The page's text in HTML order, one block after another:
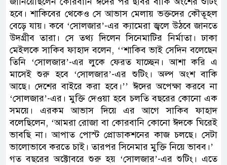
হবে। শাকিবের থেকেও সে আভাস মেলায় ভক্তদের কৌতূহল
বেড়ে যায়। কবে ‘সোলজার’-এর ক্যামেরা জ্বলে উঠবে জানতে
উদগ্রীব তারা। সে তথ্য দিলেন সিনেমাটির নির্মাতা। ঢাকা
মেইলকে সাকিব ফাহাদ বলেন, ‘‘শাকিব ভাই সেদিন বলেছেন
তিনি ‘সোলজার’-এর লুকে ফেরত যাচ্ছেন। আশা করি এ
মাসেই শুরু হবে ‘সোলজার’-এর শুটিং। অল্প অংশ বাকি
আছে। দেশের বাইরে করা হবে।’’ ঈদের অপেক্ষা করবে না
‘সোলজার’-এর। মুক্তি দেওয়া হবে চলতি বছরের কোনো এক
সময়ে। এরকম আভাস দিয়ে এর আগে সাকিব ফাহাদ
বলেছিলেন, ‘আমরা রোজা বা কোরবানি কোনো ঈদকে ঘিরেই
ভাবছি না। আপাত পোস্ট প্রোডাকশনের কাজ চলছে। সেটা
ভালোভাবে করতে চাই। তারপর সিনেমার মুক্তি নিয়ে ভাবব।’
গত বছরের অক্টোবরে শুরু হয় ‘সোলজার’-এর শুটিং। এতে